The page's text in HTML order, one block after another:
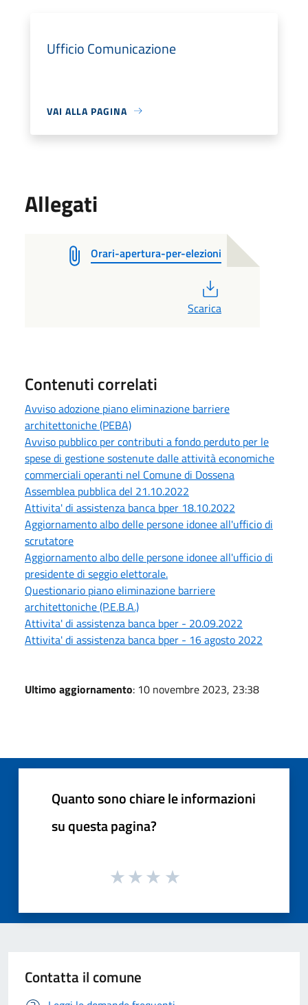
Ufficio Comunicazione
VAI ALLA PAGINA
Allegati
Orari-apertura-per-elezioni
Scarica
Contenuti correlati
Avviso adozione piano eliminazione barriere
architettoniche (PEBA)
Avviso pubblico per contributi a fondo perduto per le
spese di gestione sostenute dalle attività economiche
commerciali operanti nel Comune di Dossena
Assemblea pubblica del 21.10.2022
Attivita' di assistenza banca bper 18.10.2022
Aggiornamento albo delle persone idonee all'ufficio di
scrutatore
Aggiornamento albo delle persone idonee all'ufficio di
presidente di seggio elettorale.
Questionario piano eliminazione barriere
architettoniche (P.E.B.A.)
Attivita' di assistenza banca bper - 20.09.2022
Attivita' di assistenza banca bper - 16 agosto 2022
Ultimo aggiornamento: 10 novembre 2023, 23:38
Quanto sono chiare le informazioni
su questa pagina?
Contatta il comune